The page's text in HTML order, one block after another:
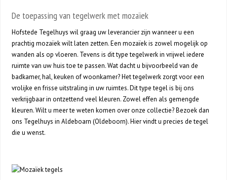
De toepassing van tegelwerk met mozaïek
Hofstede Tegelhuys wil graag uw leverancier zijn wanneer u een
prachtig mozaïek wilt laten zetten. Een mozaïek is zowel mogelijk op
wanden als op vloeren. Tevens is dit type tegelwerk in vrijwel iedere
ruimte van uw huis toe te passen. Wat dacht u bijvoorbeeld van de
badkamer, hal, keuken of woonkamer? Het tegelwerk zorgt voor een
vrolijke en frisse uitstraling in uw ruimtes. Dit type tegel is bij ons
verkrijgbaar in ontzettend veel kleuren. Zowel effen als gemengde
kleuren. Wilt u meer te weten komen over onze collectie? Bezoek dan
ons Tegelhuys in Aldeboarn (Oldeboorn). Hier vindt u precies de tegel
die u wenst.